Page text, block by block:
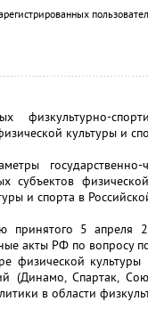
физкультурно-
культуры и
государственно-
субъектов
и спорта в
принятого 5
акты РФ по вопросу
физической
(Динамо, Спартак,
в области